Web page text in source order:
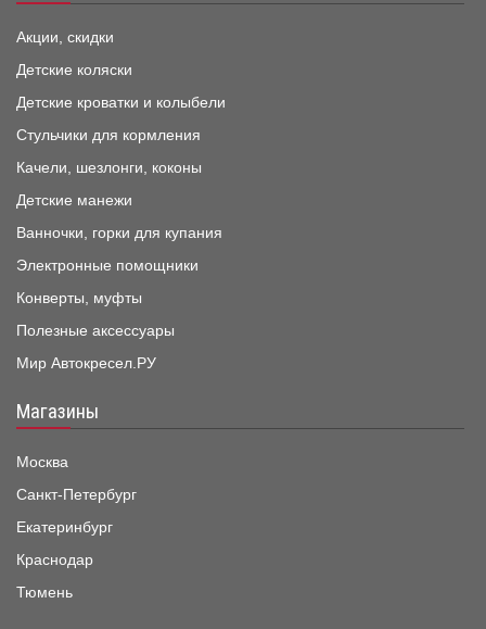
Акции, скидки
Детские коляски
Детские кроватки и колыбели
Стульчики для кормления
Качели, шезлонги, коконы
Детские манежи
Ванночки, горки для купания
Электронные помощники
Конверты, муфты
Полезные аксессуары
Мир Автокресел.РУ
Магазины
Москва
Санкт-Петербург
Екатеринбург
Краснодар
Тюмень